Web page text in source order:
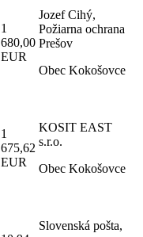
1
680,00
EUR
Jozef Cihý,
Požiarna ochrana
Prešov
Obec Kokošovce
1
675,62
EUR
KOSIT EAST
s.r.o.
Obec Kokošovce
Slovenská pošta,